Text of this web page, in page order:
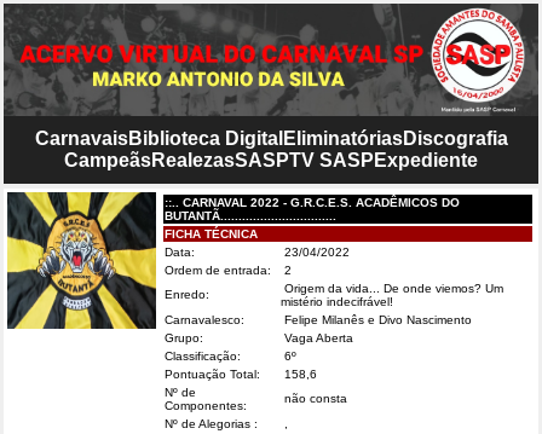
CarnavaisBiblioteca Digital EliminatóriasDiscografia
CampeãsRealezasSASPTV SASP Expediente
::.. CARNAVAL 2022 - G.R.C.E.S. ACADÊMICOS DO
BUTANTÃ................................
FICHA TÉCNICA
Data:
23/04/2022
Ordem de entrada:
2
Enredo:
Origem da vida... De onde viemos? Um
mistério indecifrável!
Carnavalesco:
Felipe Milanês e Divo Nascimento
Grupo:
Vaga Aberta
Classificação:
6º
Pontuação Total:
158,6
Nº de
Componentes:
não consta
Nº de Alegorias :